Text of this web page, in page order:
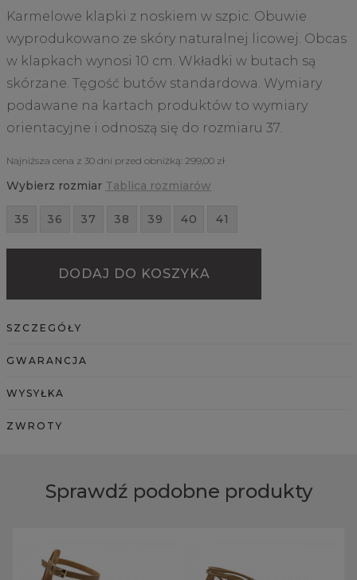
Karmelowe klapki z noskiem w szpic. Obuwie
wyprodukowano ze skóry naturalnej licowej. Obcas
w klapkach wynosi 10 cm. Wkładki w butach są
skórzane. Tęgość butów standardowa. Wymiary
podawane na kartach produktów to wymiary
orientacyjne i odnoszą się do rozmiaru 37.
Najniższa cena z 30 dni przed obniżką: 299,00 zł
Wybierz rozmiar Tablica rozmiarów
35 36 37 38 39 40 41
DODAJ DO KOSZYKA
SZCZEGÓŁY
GWARANCJA
WYSYŁKA
ZWROTY
Sprawdź podobne produkty